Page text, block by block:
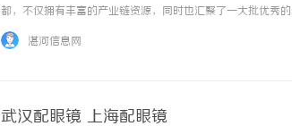
都，不仅拥有丰富的产业链资源，同时也汇聚了一大批优秀
水晶内雕机的优势、应用范围以及在市场中的前景。一、3D
湛河信息网
武汉配眼镜 上海配眼镜